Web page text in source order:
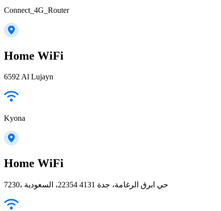
Connect_4G_Router
Home WiFi
6592 Al Lujayn
Kyona
Home WiFi
7230، حي ابرق الرغامة، جدة 22354 4131، السعودية